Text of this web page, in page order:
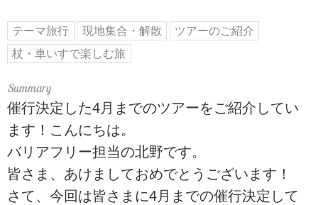
テーマ旅行 現地集合・解散
ツアーのご紹介
杖・車いすで楽しむ旅
催行決定した4月までのツアーをご紹介してい
ます！こんにちは。
バリアフリー担当の北野です。
皆さま、あけましておめでとうございます！
さて、今回は皆さまに4月までの催行決定して